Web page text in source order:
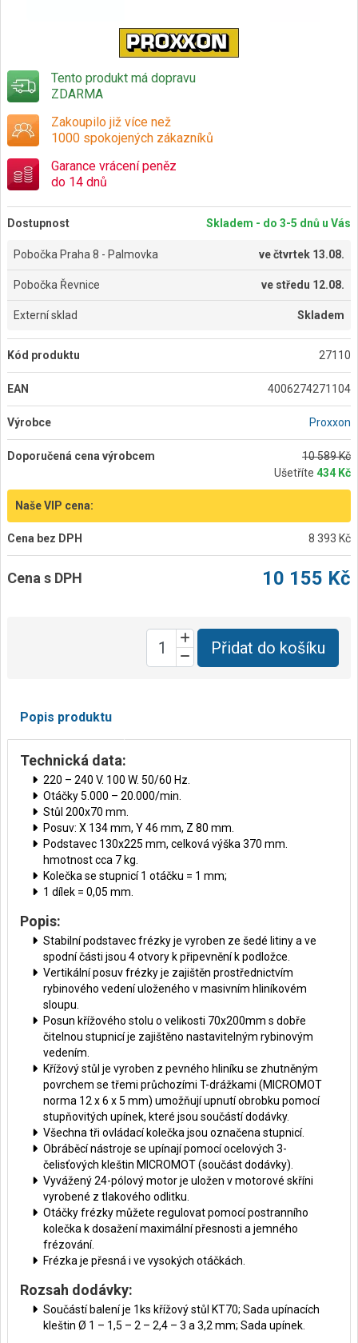
Tento produkt má dopravu
ZDARMA
Zakoupilo již více než
1000 spokojených zákazníků
Garance vrácení peněz
do 14 dnů
Dostupnost Skladem - do 3-5 dnů u Vás
Pobočka Praha 8 - Palmovka večtvrtek 13.08.
Pobočka Řevnice ve středu 12.08.
Externí sklad Skladem
Kód produktu 27110
EAN 4006274271104
Výrobce Proxxon
Doporučená cena výrobcem
10 589 Kč
Ušetříte 434 Kč
Naše VIP cena:
Cena bez DPH 8 393 Kč
Cena s DPH 10 155 Kč
Přidat do košíku
Popis produktu
Technická data:
220 – 240 V. 100 W. 50/60 Hz.
Otáčky 5.000 – 20.000/min.
Stůl 200x70 mm.
Posuv: X 134 mm, Y 46 mm, Z 80 mm.
Podstavec 130x225 mm, celková výška 370 mm.
hmotnost cca 7 kg.
Kolečka se stupnicí 1 otáčku = 1 mm;
1 dílek = 0,05 mm.
Popis:
Stabilní podstavec frézky je vyroben ze šedé litiny a ve
spodní části jsou 4 otvory k připevnění k podložce.
Vertikální posuv frézky je zajištěn prostřednictvím
rybinového vedení uloženého v masivním hliníkovém
sloupu.
Posun křížového stolu o velikosti 70x200mm s dobře
čitelnou stupnicí je zajištěno nastavitelným rybinovým
vedením.
Křížový stůl je vyroben z pevného hliníku se zhutněným
povrchem se třemi průchozími T-drážkami (MICROMOT
norma 12 x 6 x 5 mm) umožňují upnutí obrobku pomocí
stupňovitých upínek, které jsou součástí dodávky.
Všechna tři ovládací kolečka jsou označena stupnicí.
Obráběcí nástroje se upínají pomocí ocelových 3-
čelisťových kleštin MICROMOT (součást dodávky).
Vyvážený 24-pólový motor je uložen v motorové skříni
vyrobené z tlakového odlitku.
Otáčky frézky můžete regulovat pomocí postranního
kolečka k dosažení maximální přesnosti a jemného
frézování.
Frézka je přesná i ve vysokých otáčkách.
Rozsah dodávky:
Součástí balení je 1ks křížový stůl KT70; Sada upínacích
kleštin Ø 1 – 1,5 – 2 – 2,4 – 3 a 3,2 mm; Sada upínek.